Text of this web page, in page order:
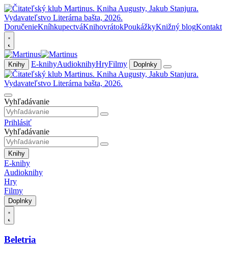
DoručenieKníhkupectváKnihovrátokPoukážkyKnižný blogKontakt
Knihy E-knihyAudioknihyHryFilmy Doplnky
Vyhľadávanie
Prihlásiť
Vyhľadávanie
Knihy
E-knihy
Audioknihy
Hry
Filmy
Doplnky
Beletria